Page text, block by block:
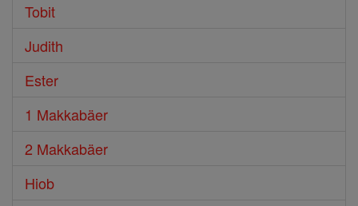
Tobit
Judith
Ester
1 Makkabäer
2 Makkabäer
Hiob